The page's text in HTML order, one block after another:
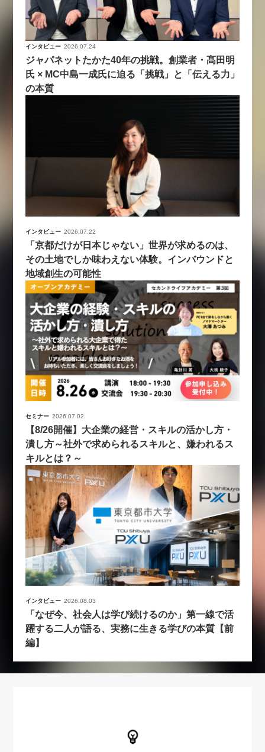
インタビュー 2026.07.24
ジャパネットたかた40年の挑戦。創業者・髙田明
氏 × MC中島一成氏に迫る「挑戦」と「伝える力」
の本質
インタビュー 2026.07.22
「京都だけが日本じゃない」世界が求めるのは、
その土地でしか味わえない体験。インバウンドと
地域創生の可能性
セミナー 2026.07.02
【8/26開催】大企業の経営・スキルの活かし方・
潰し方～社外で求められるスキルと、嫌われるス
キルとは？～
インタビュー 2026.08.03
「なぜ今、社会人は学び続けるのか」第一線で活
躍する二人が語る、実務に生きる学びの本質【前
編】